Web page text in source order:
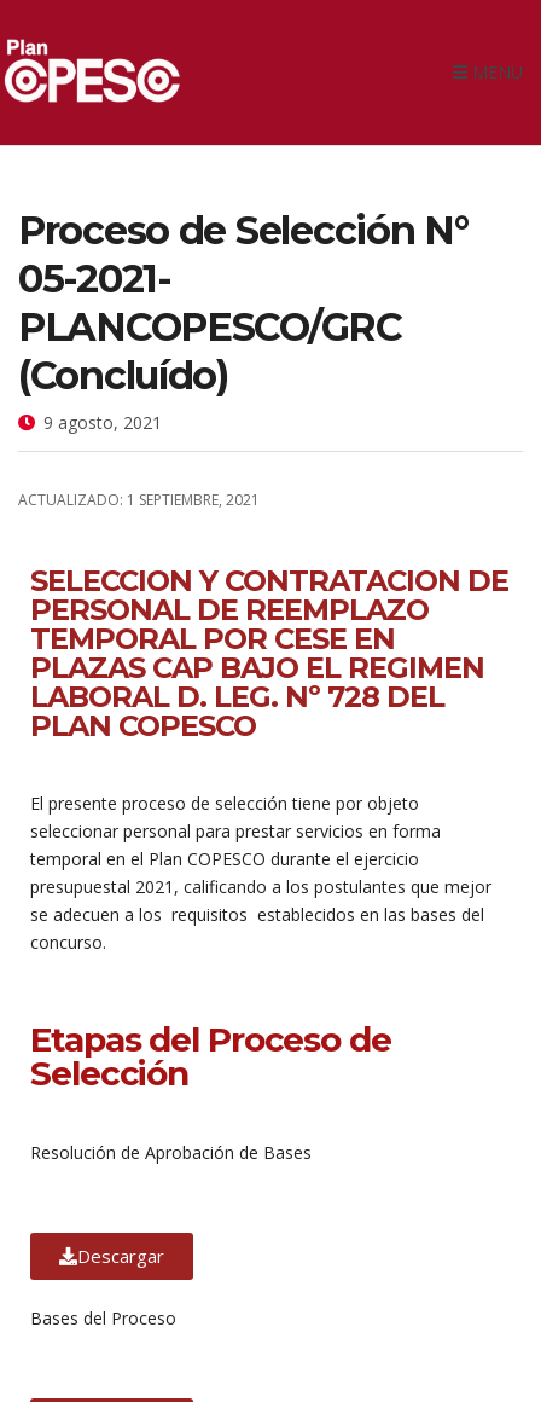
MENU
Proceso de Selección N°
05-2021-
PLANCOPESCO/GRC
(Concluído)
9 agosto, 2021
ACTUALIZADO: 1 SEPTIEMBRE, 2021
SELECCION Y CONTRATACION DE
PERSONAL DE REEMPLAZO
TEMPORAL POR CESE EN
PLAZAS CAP BAJO EL REGIMEN
LABORAL D. LEG. Nº 728 DEL
PLAN COPESCO
El presente proceso de selección tiene por objeto
seleccionar personal para prestar servicios en forma
temporal en el Plan COPESCO durante el ejercicio
presupuestal 2021, calificando a los postulantes que mejor
se adecuen a los requisitos establecidos en las bases del
concurso.
Etapas del Proceso de
Selección
Resolución de Aprobación de Bases
Descargar
Bases del Proceso